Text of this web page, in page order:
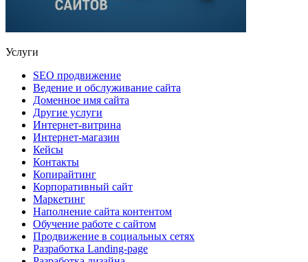
Услуги
SEO продвижение
Ведение и обслуживание сайта
Доменное имя сайта
Другие услуги
Интернет-витрина
Интернет-магазин
Кейсы
Контакты
Копирайтинг
Корпоративный сайт
Маркетинг
Наполнение сайта контентом
Обучение работе с сайтом
Продвижение в социальных сетях
Разработка Landing-page